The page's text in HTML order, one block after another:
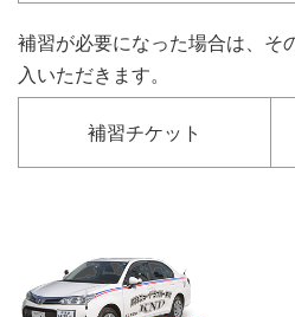
補習が必要になった場合は、そ
入いただきます。
補習チケット